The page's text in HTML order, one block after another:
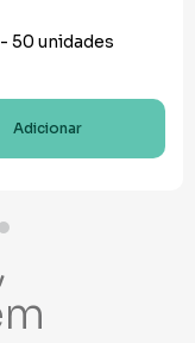
50 unidades
Adicionar